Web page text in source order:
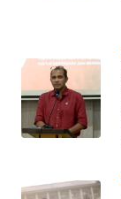
MALUT
WN
DAIRI
DANAU